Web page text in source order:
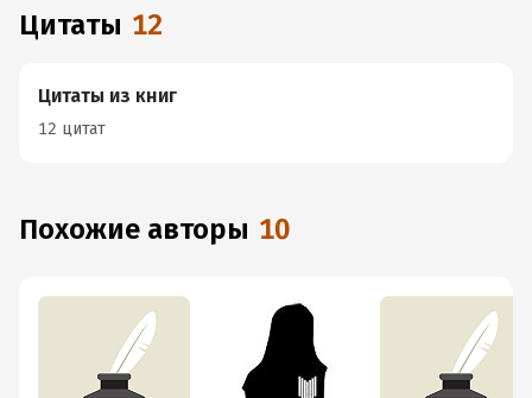
Цитаты 12
Цитаты из книг
12 цитат
Похожие авторы 10